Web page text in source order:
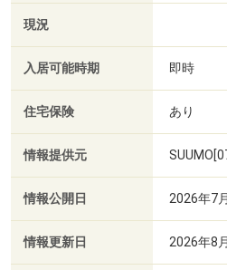
現況
入居可能時期 即時
住宅保険 あり
情報提供元
情報公開日 2026年7
情報更新日 2026年8